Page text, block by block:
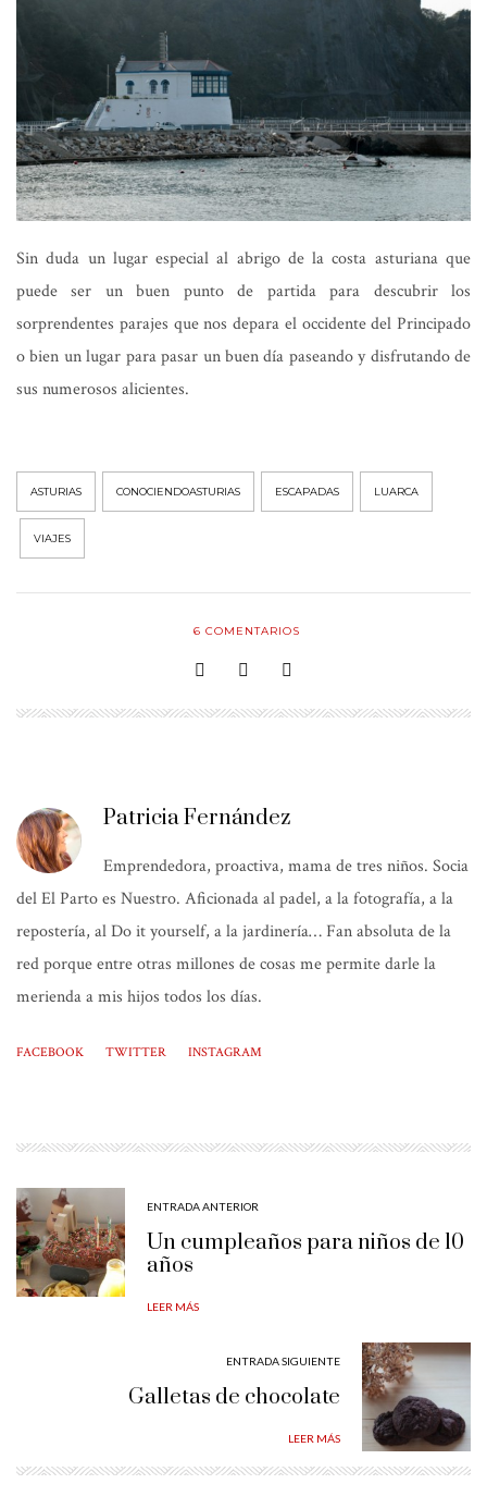
Sin duda un lugar especial al abrigo de la costa asturiana que
puede ser un buen punto de partida para descubrir los
sorprendentes parajes que nos depara el occidente del Principado
o bien un lugar para pasar un buen día paseando y disfrutando de
sus numerosos alicientes.
ASTURIAS CONOCIENDOASTURIAS ESCAPADAS LUARCA
VIAJES
6 COMENTARIOS
Patricia Fernández
Emprendedora, proactiva, mama de tres niños. Socia
del El Parto es Nuestro. Aficionada al padel, a la fotografía, a la
repostería, al Do it yourself, a la jardinería… Fan absoluta de la
red porque entre otras millones de cosas me permite darle la
merienda a mis hijos todos los días.
FACEBOOK TWITTER INSTAGRAM
ENTRADA ANTERIOR
Un cumpleaños para niños de 10
años
LEER MÁS
ENTRADA SIGUIENTE
Galletas de chocolate
LEER MÁS